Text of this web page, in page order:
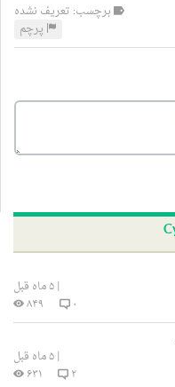
برچسب: تعریف نشده
پرچم
|۵ ماه قبل
۰
۸۴۹
|۵ ماه قبل
۲
۶۳۱